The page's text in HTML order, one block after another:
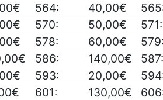
564: 40,00€
570: 50,00€ 571:
578: 60,00€ 579:
586: 140,00€ 587:
593: 20,00€
601: 130,00€